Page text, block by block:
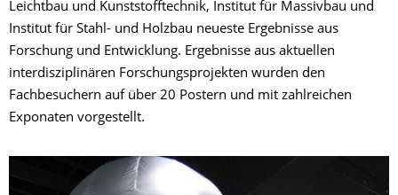
Leichtbau und Kunststofftechnik, Institut für Massivbau und
Institut für Stahl- und Holzbau neueste Ergebnisse aus
Forschung und Entwicklung. Ergebnisse aus aktuellen
interdisziplinären Forschungsprojekten wurden den
Fachbesuchern auf über 20 Postern und mit zahlreichen
Exponaten vorgestellt.